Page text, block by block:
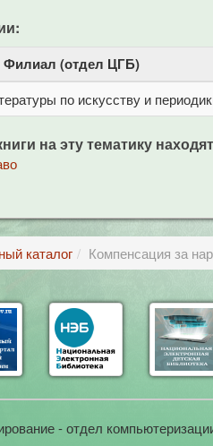
Филиал (отдел ЦГБ)
по искусству и
на эту тематику
каталог Компенсация за
- отдел